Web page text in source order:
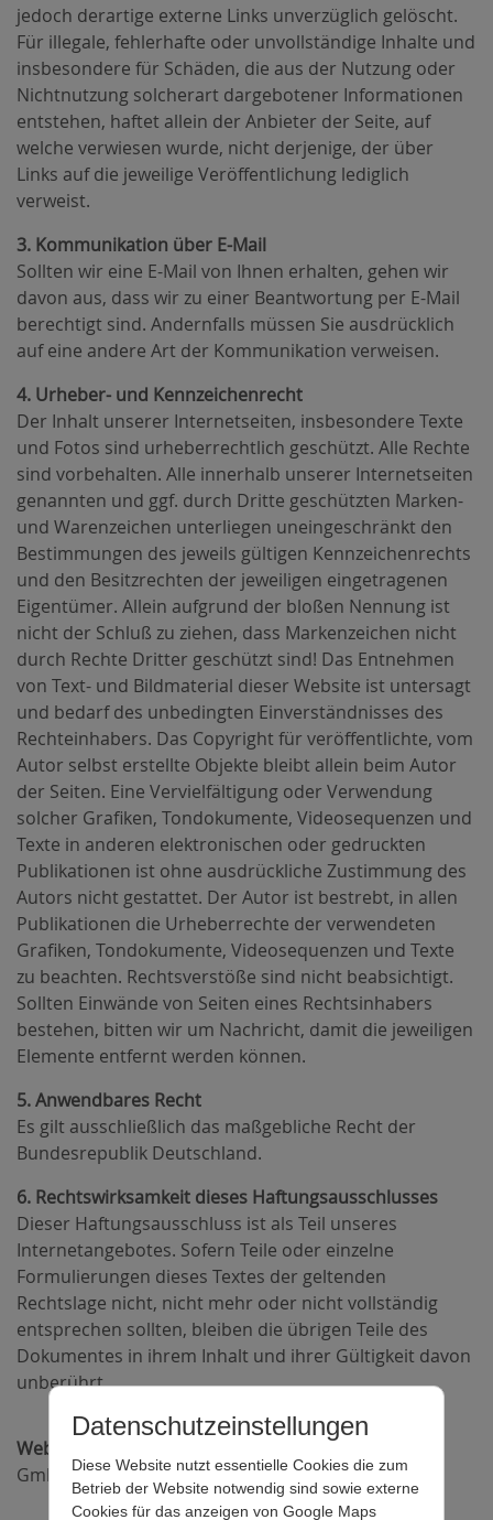
jedoch derartige externe Links unverzüglich gelöscht.
Für illegale, fehlerhafte oder unvollständige Inhalte und
insbesondere für Schäden, die aus der Nutzung oder
Nichtnutzung solcherart dargebotener Informationen
entstehen, haftet allein der Anbieter der Seite, auf
welche verwiesen wurde, nicht derjenige, der über
Links auf die jeweilige Veröffentlichung lediglich
verweist.
3. Kommunikation über E-Mail
Sollten wir eine E-Mail von Ihnen erhalten, gehen wir
davon aus, dass wir zu einer Beantwortung per E-Mail
berechtigt sind. Andernfalls müssen Sie ausdrücklich
auf eine andere Art der Kommunikation verweisen.
4. Urheber- und Kennzeichenrecht
Der Inhalt unserer Internetseiten, insbesondere Texte
und Fotos sind urheberrechtlich geschützt. Alle Rechte
sind vorbehalten. Alle innerhalb unserer Internetseiten
genannten und ggf. durch Dritte geschützten Marken-
und Warenzeichen unterliegen uneingeschränkt den
Bestimmungen des jeweils gültigen Kennzeichenrechts
und den Besitzrechten der jeweiligen eingetragenen
Eigentümer. Allein aufgrund der bloßen Nennung ist
nicht der Schluß zu ziehen, dass Markenzeichen nicht
durch Rechte Dritter geschützt sind! Das Entnehmen
von Text- und Bildmaterial dieser Website ist untersagt
und bedarf des unbedingten Einverständnisses des
Rechteinhabers. Das Copyright für veröffentlichte, vom
Autor selbst erstellte Objekte bleibt allein beim Autor
der Seiten. Eine Vervielfältigung oder Verwendung
solcher Grafiken, Tondokumente, Videosequenzen und
Texte in anderen elektronischen oder gedruckten
Publikationen ist ohne ausdrückliche Zustimmung des
Autors nicht gestattet. Der Autor ist bestrebt, in allen
Publikationen die Urheberrechte der verwendeten
Grafiken, Tondokumente, Videosequenzen und Texte
zu beachten. Rechtsverstöße sind nicht beabsichtigt.
Sollten Einwände von Seiten eines Rechtsinhabers
bestehen, bitten wir um Nachricht, damit die jeweiligen
Elemente entfernt werden können.
5. Anwendbares Recht
Es gilt ausschließlich das maßgebliche Recht der
Bundesrepublik Deutschland.
6. Rechtswirksamkeit dieses Haftungsausschlusses
Dieser Haftungsausschluss ist als Teil unseres
Internetangebotes. Sofern Teile oder einzelne
Formulierungen dieses Textes der geltenden
Rechtslage nicht, nicht mehr oder nicht vollständig
entsprechen sollten, bleiben die übrigen Teile des
Dokumentes in ihrem Inhalt und ihrer Gültigkeit davon
unberührt.
Webmaster:
CSB Computer und Netzwerk Systeme
GmbHwww.csb-doebeln.de
Datenschutzeinstellungen
Diese Website nutzt essentielle Cookies die zum
Betrieb der Website notwendig sind sowie externe
Cookies für das anzeigen von Google Maps